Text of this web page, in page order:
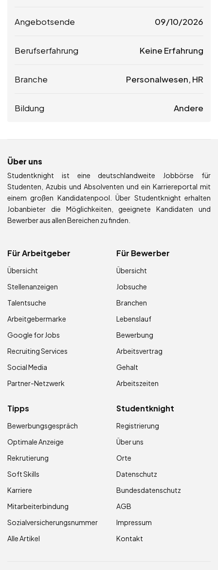
Angebotsende 09/10/2026
Berufserfahrung Keine Erfahrung
Branche Personalwesen, HR
Bildung Andere
Über uns
Studentknight ist eine deutschlandweite Jobbörse für
Studenten, Azubis und Absolventen und ein Karriereportal mit
einem großen Kandidatenpool. Über Studentknight erhalten
Jobanbieter die Möglichkeiten, geeignete Kandidaten und
Bewerber aus allen Bereichen zu finden.
Für Arbeitgeber
Übersicht
Stellenanzeigen
Talentsuche
Arbeitgebermarke
Google for Jobs
Recruiting Services
Social Media
Partner-Netzwerk
Für Bewerber
Übersicht
Jobsuche
Branchen
Lebenslauf
Bewerbung
Arbeitsvertrag
Gehalt
Arbeitszeiten
Tipps
Bewerbungsgespräch
Optimale Anzeige
Rekrutierung
Soft Skills
Karriere
Mitarbeiterbindung
Sozialversicherungsnummer
Alle Artikel
Studentknight
Registrierung
Über uns
Orte
Datenschutz
Bundesdatenschutz
AGB
Impressum
Kontakt